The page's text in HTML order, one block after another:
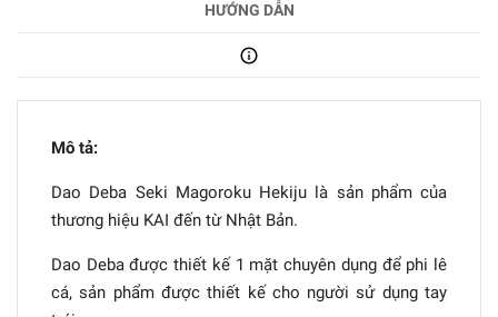
HƯỚNG DẪN
Mô tả:
Dao Deba Seki Magoroku Hekiju là sản phẩm của
thương hiệu KAI đến từ Nhật Bản.
Dao Deba được thiết kế 1 mặt chuyên dụng để phi lê
cá, sản phẩm được thiết kế cho người sử dụng tay